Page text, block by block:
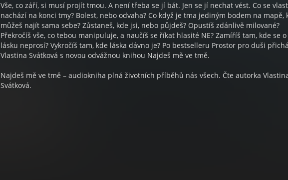
Vše, co září, si musí projít tmou. A není třeba se jí bát. Jen se jí nechat vést. Co se
nachází na konci tmy? Bolest, nebo odvaha? Co když je tma jediným bodem na mapě,
můžeš najít sama sebe? Zůstaneš, kde jsi, nebo půjdeš? Opustíš zdánlivě milované?
Překročíš vše, co tebou manipuluje, a naučíš se říkat hlasité NE? Zamíříš tam, kde se o
lásku neprosí? Vykročíš tam, kde láska dávno je? Po bestselleru Prostor pro duši
Vlastina Svátková s novou odvážnou knihou Najdeš mě ve tmě.
Najdeš mě ve tmě – audiokniha plná životních příběhů nás všech. Čte autorka
Svátková.